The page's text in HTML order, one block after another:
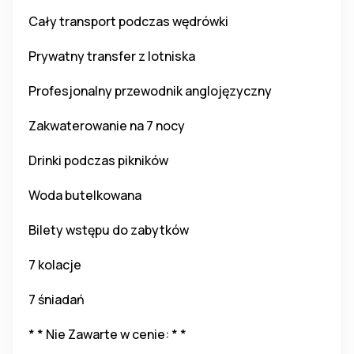
Cały transport podczas wędrówki
Prywatny transfer z lotniska
Profesjonalny przewodnik anglojęzyczny
Zakwaterowanie na 7 nocy
Drinki podczas pikników
Woda butelkowana
Bilety wstępu do zabytków
7 kolacje
7 śniadań
* * Nie Zawarte w cenie: * *